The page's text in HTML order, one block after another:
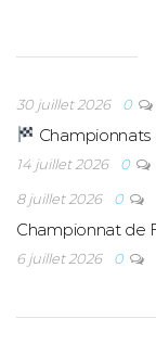
30 juillet 2026 0
Championnats
14 juillet 2026
0
8 juillet 2026
0
Championnat de
6 juillet 2026 0